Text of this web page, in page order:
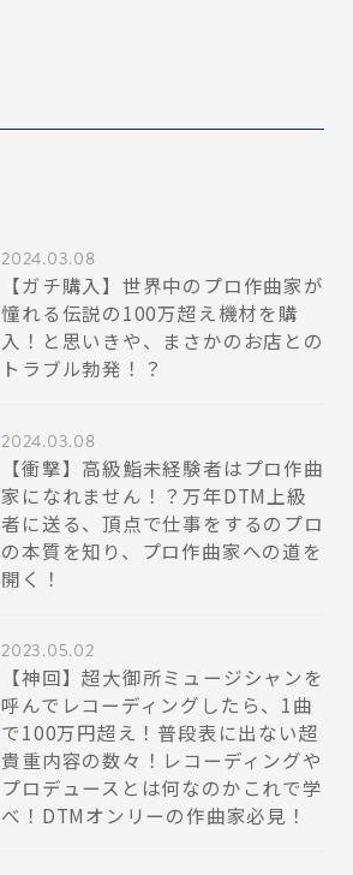
2024.03.08
【ガチ購入】世界中のプロ作曲家が
憧れる伝説の100万超え機材を購
入！と思いきや、まさかのお店との
トラブル勃発！？
2024.03.08
【衝撃】高級鮨未経験者はプロ作曲
家になれません！？万年DTM上級
者に送る、頂点で仕事をするのプロ
の本質を知り、プロ作曲家への道を
開く！
2023.05.02
【神回】超大御所ミュージシャンを
呼んでレコーディングしたら、1曲
で100万円超え！普段表に出ない超
貴重内容の数々！レコーディングや
プロデュースとは何なのかこれで学
べ！DTMオンリーの作曲家必見！